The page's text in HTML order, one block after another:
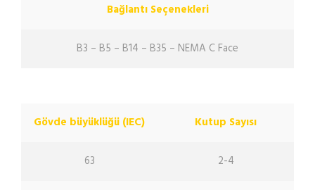
Bağlantı Seçenekleri
B3 – B5 – B14 – B35 – NEMA C Face
Gövde büyüklüğü (IEC) Kutup Sayısı
63 2-4